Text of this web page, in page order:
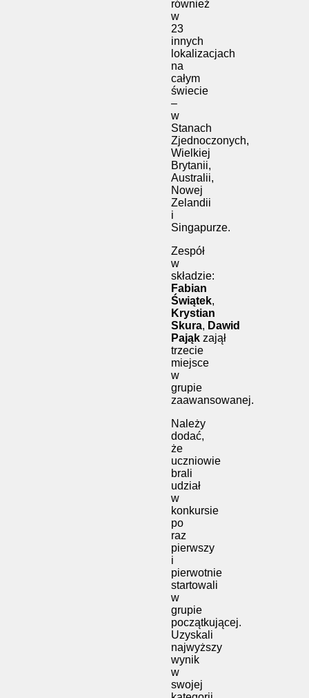
również
w
23
innych
lokalizacjach
na
całym
świecie
–
w
Stanach
Zjednoczonych,
Wielkiej
Brytanii,
Australii,
Nowej
Zelandii
i
Singapurze.
Zespół
w
składzie:
Fabian
Świątek,
Krystian
Skura, Dawid
Pająk zajął
trzecie
miejsce
w
grupie
zaawansowanej.
Należy
dodać,
że
uczniowie
brali
udział
w
konkursie
po
raz
pierwszy
i
pierwotnie
startowali
w
grupie
początkującej.
Uzyskali
najwyższy
wynik
w
swojej